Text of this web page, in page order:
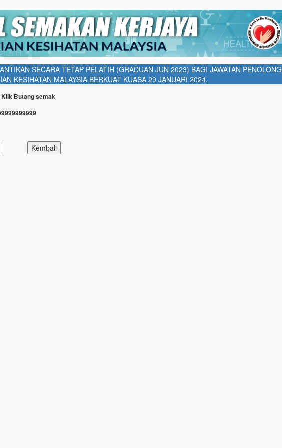
SECARA TETAP PELATIH (GRADUAN JUN 2023) BAGI JAWATAN PENOLONG
KESIHATAN MALAYSIA BERKUAT KUASA 29 JANUARI 2024.
Klik Butang semak